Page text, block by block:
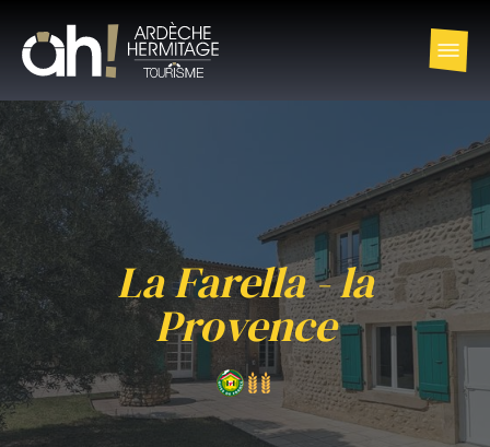
La Farella - la
Provence